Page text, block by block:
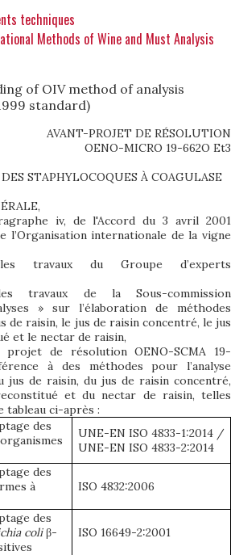
techniques
Methods of Wine and Must Analysis
of OIV method of analysis
standard)
AVANT-PROJET DE RÉSOLUTION
OENO-MICRO 19-662O Et3
STAPHYLOCOQUES À COAGULASE
iv, de l'Accord du 3 avril 2001
l’Organisation internationale de la vigne
les travaux du Groupe d’experts
les travaux de la Sous-commission
» sur l’élaboration de méthodes
de raisin, le jus de raisin concentré, le jus
et le nectar de raisin,
projet de résolution OENO-SCMA 19-
à des méthodes pour l’analyse
jus de raisin, du jus de raisin concentré,
et du nectar de raisin, telles
tableau ci-après :
des
UNE-EN ISO 4833-1:2014 /
UNE-EN ISO 4833-2:2014
des
à
ISO 4832:2006
des
coliβ-
ISO 16649-2:2001